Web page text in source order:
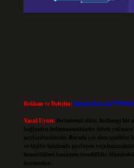
Reklam ve İletişim:Skype:
Yasal Uyarı: Bu internet sitesi, herhangi bir
bağlantısı bulunmamaktadır. Sitede
paylaşılmaktadır. Burada yer alan içerikler
ve kişiler hakkında paylaşım
benzerlikleri tamamen tesadüfidir.
taşımazlar.